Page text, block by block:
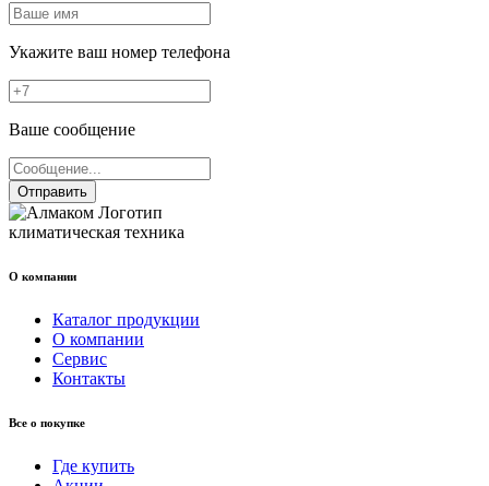
Укажите ваш номер телефона
Ваше сообщение
Отправить
климатическая техника
О компании
Каталог продукции
О компании
Сервис
Контакты
Все о покупке
Где купить